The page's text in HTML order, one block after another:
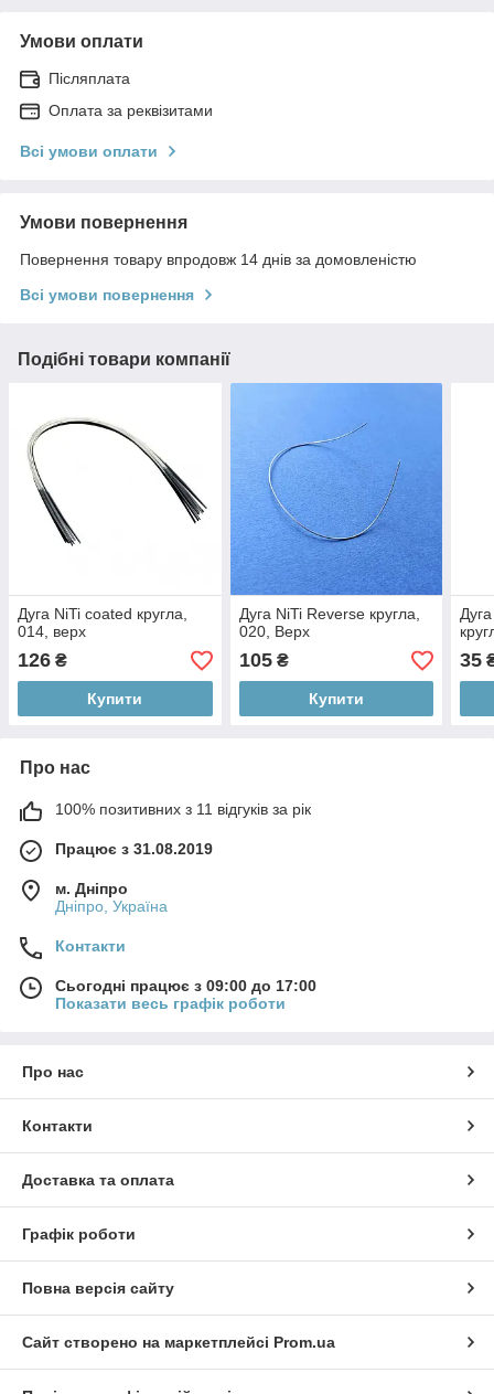
Умови оплати
Післяплата
Оплата за реквізитами
Всі умови оплати
Умови повернення
Повернення товару впродовж 14 днів за домовленістю
Всі умови повернення
Подібні товари компанії
Дуга NiTi coated кругла,
014, верх
126 ₴
Купити
Дуга NiTi Reverse кругла,
020, Верх
105₴
Купити
35
Про нас
100% позитивних з 11 відгуків за рік
Працює з 31.08.2019
м. Дніпро
Дніпро, Україна
Контакти
Сьогодні працює з 09:00 до 17:00
Показати весь графік роботи
Про нас
Контакти
Доставка та оплата
Графік роботи
Повна версія сайту
Сайт створено на маркетплейсі Prom.ua